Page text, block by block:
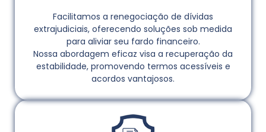
Facilitamos a renegociação de dívidas
extrajudiciais, oferecendo soluções sob medida
para aliviar seu fardo financeiro.
Nossa abordagem eficaz visa a recuperação da
estabilidade, promovendo termos acessíveis e
acordos vantajosos.